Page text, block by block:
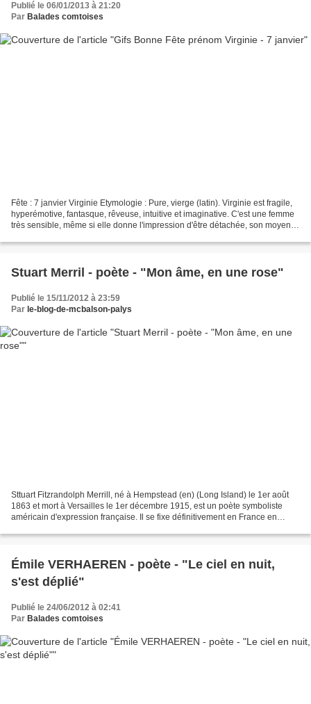
Publié le 06/01/2013 à 21:20
Par Balades comtoises
Fête : 7 janvier Virginie Etymologie : Pure, vierge (latin). Virginie est fragile,
hyperémotive, fantasque, rêveuse, intuitive et imaginative. C'est une femme
très sensible, même si elle donne l'impression d'être détachée, son moyen
Stuart Merril - poète - "Mon âme, en une rose"
Publié le 15/11/2012 à 23:59
Par le-blog-de-mcbalson-palys
Sttuart Fitzrandolph Merrill, né à Hempstead (en) (Long Island) le 1er août
1863 et mort à Versailles le 1er décembre 1915, est un poète symboliste
américain d'expression française. Il se fixe définitivement en France en
Émile VERHAEREN - poète - "Le ciel en nuit,
s'est déplié"
Publié le 24/06/2012 à 02:41
Par Balades comtoises